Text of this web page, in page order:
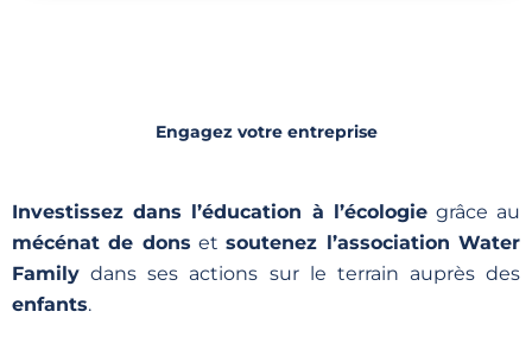
Engagez votre entreprise
Investissez dans l’éducation à l’écologiegrâce au
mécénat de dons etsoutenez l’association Water
Family dans ses actions sur le terrain auprès des
enfants.